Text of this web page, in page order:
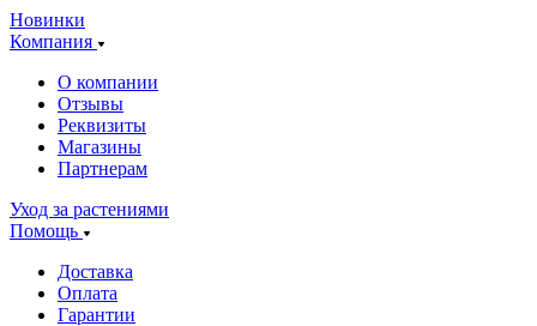
Новинки
Компания
О компании
Отзывы
Реквизиты
Магазины
Партнерам
Уход за растениями
Помощь
Доставка
Оплата
Гарантии